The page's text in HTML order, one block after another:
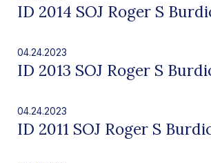
ID 2014 SOJ Roger S
04.24.2023
ID 2013 SOJ Roger S
04.24.2023
ID 2011 SOJ Roger S